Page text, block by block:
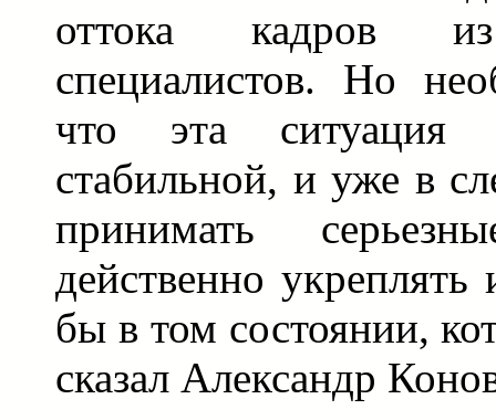
оттока кадров
специалистов. Но
что эта ситуация
стабильной, и уже в
принимать
действенно укреплять
бы в том состоянии,
сказал Александр